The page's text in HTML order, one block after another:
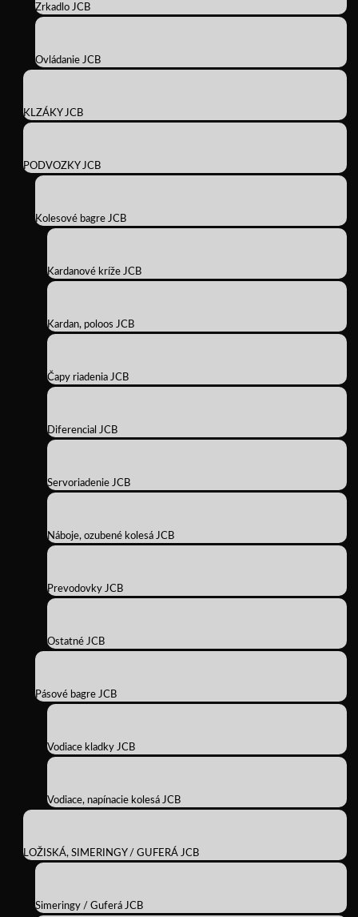
Zrkadlo JCB
Ovládanie JCB
KLZÁKY JCB
PODVOZKY JCB
Kolesové bagre JCB
Kardanové kríže JCB
Kardan, poloos JCB
Čapy riadenia JCB
Diferencial JCB
Servoriadenie JCB
Náboje, ozubené kolesá JCB
Prevodovky JCB
Ostatné JCB
Pásové bagre JCB
Vodiace kladky JCB
Vodiace, napínacie kolesá JCB
LOŽISKÁ, SIMERINGY / GUFERÁ JCB
Simeringy / Guferá JCB